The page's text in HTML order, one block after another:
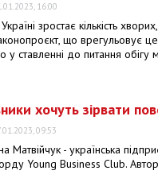
16:00
зростає кількість
що врегульовує
у ставленні до питання обігу
хочуть зірвати
09:53
Матвійчук - українська
Young Business Club.